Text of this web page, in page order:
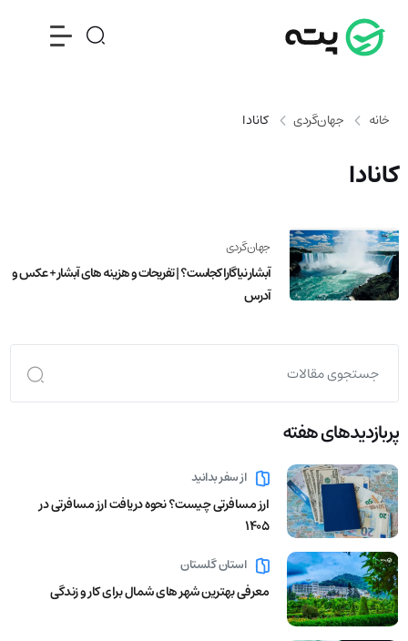
خانه جهان‌گردی کانادا
کانادا
جهان‌گردی
آبشار نیاگارا کجاست؟ | تفریحات و هزینه های آبشار + عکس و
آدرس
پربازدید‌های هفته
از سفر بدانید
ارز مسافرتی چیست؟ نحوه دریافت ارز مسافرتی در
1405
استان گلستان
معرفی بهترین شهر های شمال برای کار و زندگی